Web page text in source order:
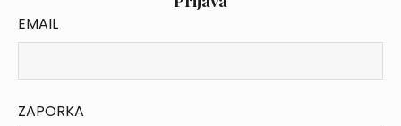
EMAIL
ZAPORKA